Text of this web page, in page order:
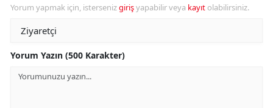
Yorum yapmak için, istersenizgirişyapabilir veya kayıt olabilirsiniz.
Yorum Yazın (500 Karakter)